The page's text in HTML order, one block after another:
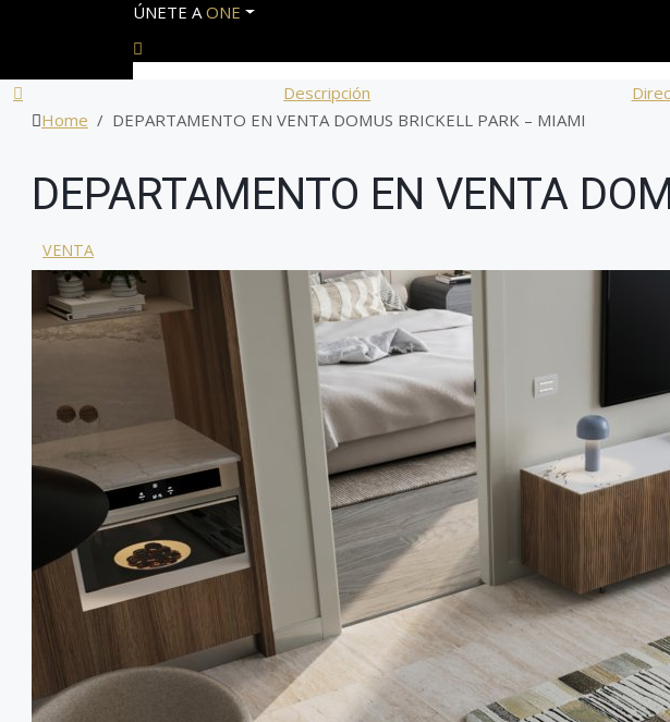
ÚNETE AONE
Descripción
Home
DEPARTAMENTO EN VENTA DOMUS BRICKELL PARK – MIAMI
DEPARTAMENTO EN VENTA
VENTA